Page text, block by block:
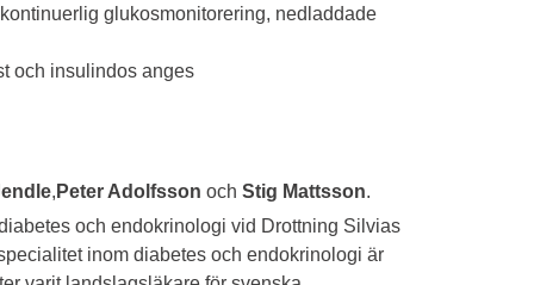
glukosmonitorering, nedladdade
och insulindos anges
, Peter Adolfsson och Stig Mattsson.
och endokrinologi vid Drottning Silvias
inom diabetes och endokrinologi är